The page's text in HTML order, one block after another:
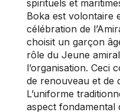
spirituels et
Boka est volontaire
célébration de
choisit un garçon
rôle du Jeune
l’organisation. Ceci
de renouveau et de
L’uniforme
aspect fondamental